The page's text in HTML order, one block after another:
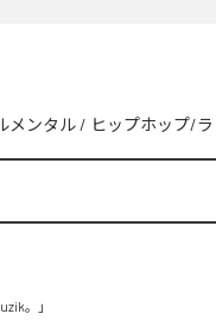
メンタル / ヒップホップ/
。」